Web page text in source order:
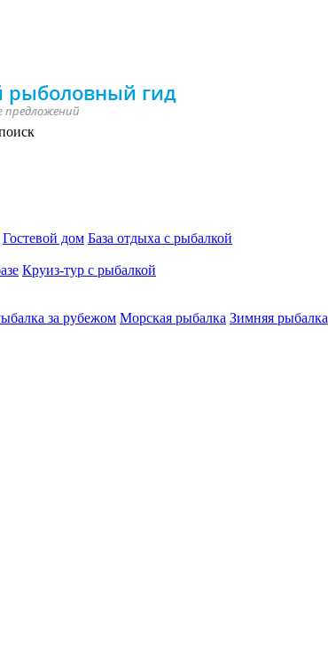
Гостевой дом База отдыха с рыбалкой
Круиз-тур с рыбалкой
за рубежом Морская рыбалка Зимняя рыбалка